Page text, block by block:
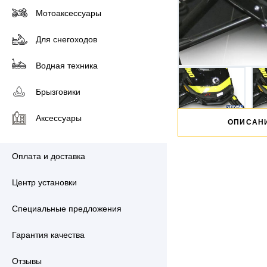
Мотоаксессуары
Для снегоходов
Водная техника
Брызговики
Аксессуары
Оплата и доставка
Центр установки
Специальные предложения
Гарантия качества
Отзывы